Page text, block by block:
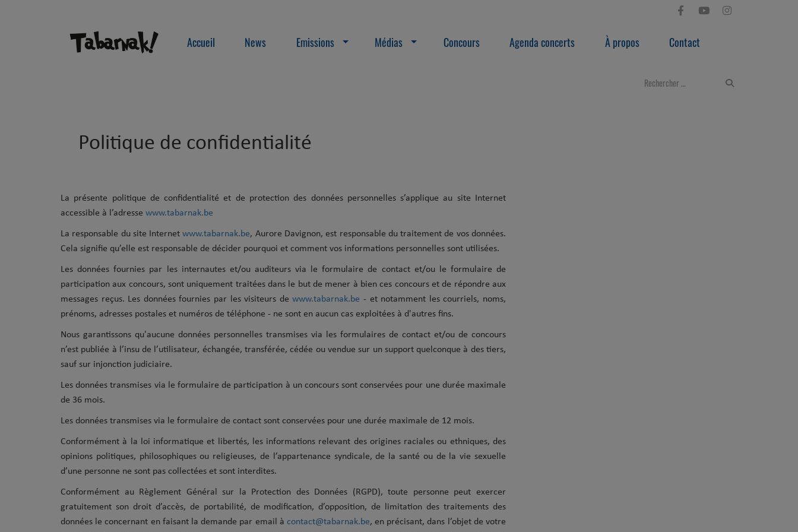
Accueil News Emissions Médias Concours Agenda concerts À propos Contact
Politique de confidentialité
La présente politique de confidentialité et de protection des données personnelles s’applique au site Internet
accessible à l’adresse www.tabarnak.be
La responsable du site Internetwww.tabarnak.be, Aurore Davignon,est responsable du traitement de vos données.
Cela signifie qu’elle est responsable de décider pourquoi et comment vos informations personnelles sont utilisées.
Les données fournies par les internautes et/ou auditeurs via le formulaire de contact et/ou le formulaire de
participation aux concours, sont uniquement traitées dans le but de mener à bien ces concours et de répondre aux
messages reçus. Les données fournies par les visiteurs dewww.tabarnak.be - et notamment les courriels, noms,
prénoms, adresses postales et numéros de téléphone - ne sont en aucun cas exploitées à d'autres fins.
Nous garantissons qu'aucune données personnelles transmises via les formulaires de contact et/ou de concours
n’est publiée à l’insu de l’utilisateur, échangée, transférée, cédée ou vendue sur un support quelconque à des tiers,
sauf sur injonction judiciaire.
Les données transmises via le formulaire de participation à un concours sont conservées pour une durée maximale
de 36 mois.
Les données transmises via le formulaire de contact sont conservées pour une durée maximale de 12 mois.
Conformément à la loi informatique et libertés, les informations relevant des origines raciales ou ethniques, des
opinions politiques, philosophiques ou religieuses, de l’appartenance syndicale, de la santé ou de la vie sexuelle
d’une personne ne sont pas collectées et sont interdites.
Conformément au Règlement Général sur la Protection des Données (RGPD), toute personne peut exercer
gratuitement son droit d’accès, de portabilité, de modification, d’opposition, de limitation des traitements des
données le concernant en faisant la demande par email à contact@tabarnak.be, en précisant, dans l’objet de votre